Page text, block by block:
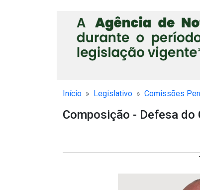
Início Legislativo Comissões
Composição - Defesa do